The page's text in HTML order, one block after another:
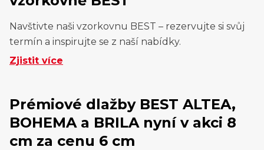
Navštivte naši vzorkovnu BEST – rezervujte si svůj
termín a inspirujte se z naší nabídky.
Zjistit více
Prémiové dlažby BEST ALTEA,
BOHEMA a BRILA nyní v akci 8
cm za cenu 6 cm